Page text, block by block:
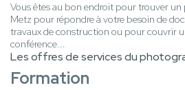
Vous êtes au bon endroit pour trouver
Metz pour répondre à votre besoin de
travaux de construction ou pour couvrir
conférence...
Les offres de services du
Formation